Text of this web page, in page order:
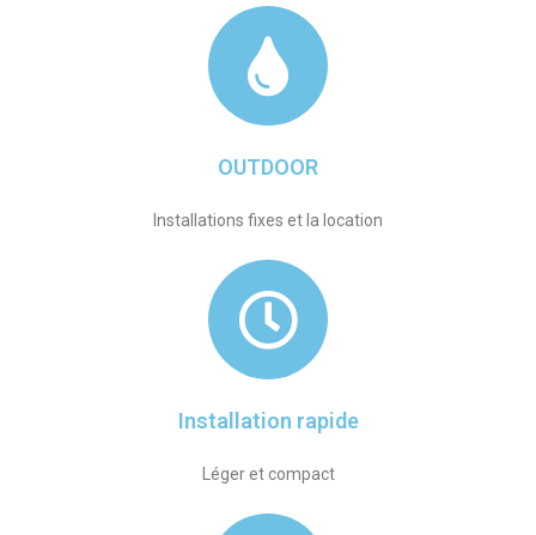
OUTDOOR
Installations fixes et la location
Installation rapide​
Léger et compact